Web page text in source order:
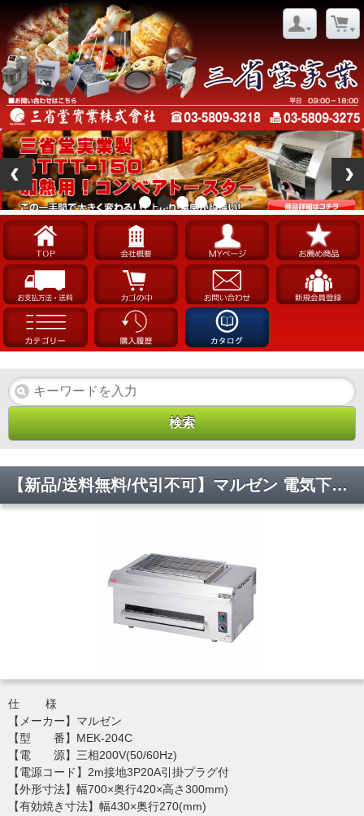
【新品/送料無料/代引不可】マルゼン 電気下火式焼物器 兼用型 MEK-204C W700×D420×H300(mm)
仕 様
【メーカー】マルゼン
【型 番】MEK-204C
【電 源】三相200V(50/60Hz)
【電源コード】2m接地3P20A引掛プラグ付
【外形寸法】幅700×奥行420×高さ300mm)
【有効焼き寸法】幅430×奥行270(mm)